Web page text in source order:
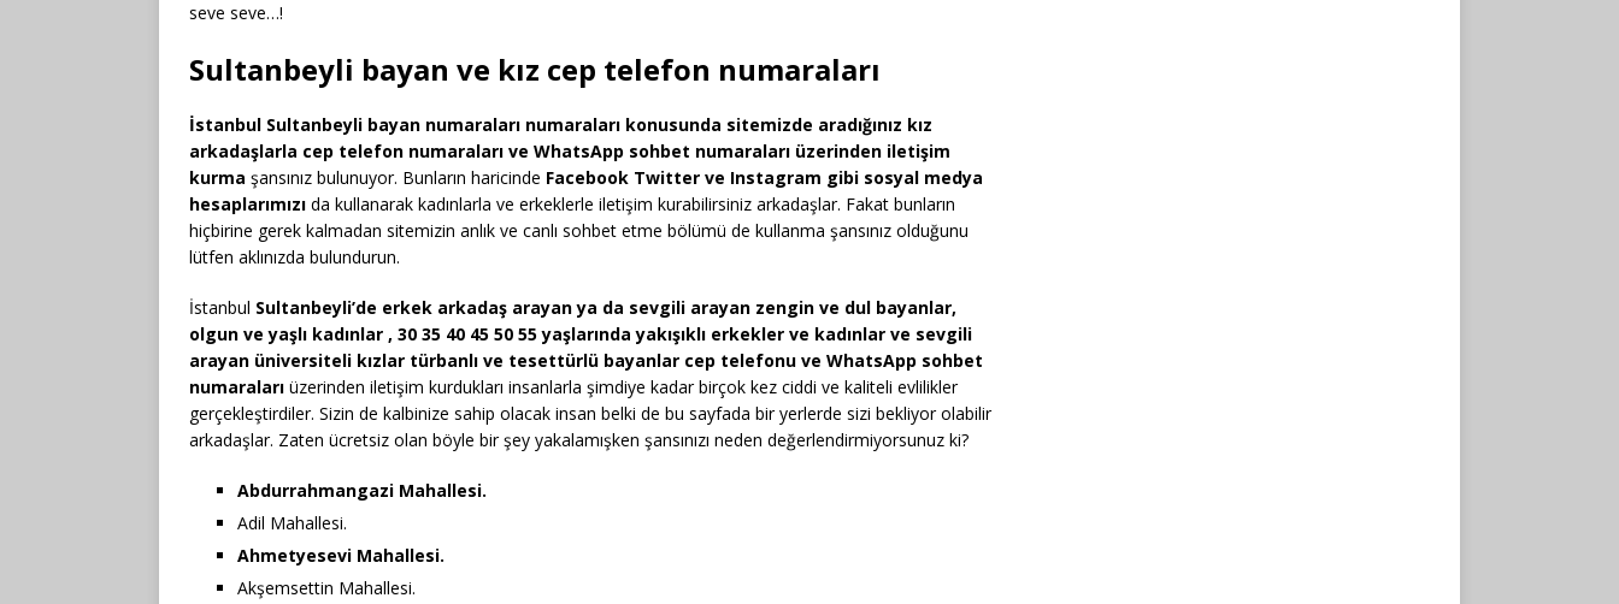
seve seve…!
Sultanbeyli bayan ve kız cep telefon numaraları
İstanbul Sultanbeyli bayan numaraları numaraları konusunda sitemizde aradığınız kız
arkadaşlarla cep telefon numaraları ve WhatsApp sohbet numaraları üzerinden iletişim
kurma şansınız bulunuyor. Bunların haricinde Facebook Twitter ve Instagram gibi sosyal medya
hesaplarımızı da kullanarak kadınlarla ve erkeklerle iletişim kurabilirsiniz arkadaşlar. Fakat bunların
hiçbirine gerek kalmadan sitemizin anlık ve canlı sohbet etme bölümü de kullanma şansınız olduğunu
lütfen aklınızda bulundurun.
İstanbul Sultanbeyli’de erkek arkadaş arayan ya da sevgili arayan zengin ve dul bayanlar,
olgun ve yaşlı kadınlar , 30 35 40 45 50 55 yaşlarında yakışıklı erkekler ve kadınlar ve sevgili
arayan üniversiteli kızlar türbanlı ve tesettürlü bayanlar cep telefonu ve WhatsApp sohbet
numaraları üzerinden iletişim kurdukları insanlarla şimdiye kadar birçok kez ciddi ve kaliteli evlilikler
gerçekleştirdiler. Sizin de kalbinize sahip olacak insan belki de bu sayfada bir yerlerde sizi bekliyor olabilir
arkadaşlar. Zaten ücretsiz olan böyle bir şey yakalamışken şansınızı neden değerlendirmiyorsunuz ki?
Abdurrahmangazi Mahallesi.
Adil Mahallesi.
Ahmetyesevi Mahallesi.
Akşemsettin Mahallesi.